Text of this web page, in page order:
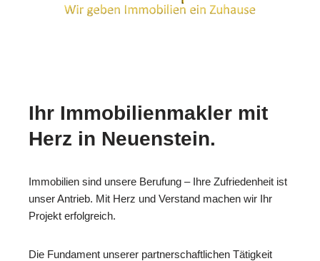
Ihr Immobilienmakler mit
Herz in Neuenstein.
Immobilien sind unsere Berufung – Ihre Zufriedenheit ist
unser Antrieb. Mit Herz und Verstand machen wir Ihr
Projekt erfolgreich.
Die Fundament unserer partnerschaftlichen Tätigkeit